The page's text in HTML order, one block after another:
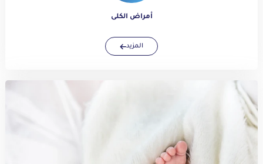
أمراض الكلى
المزيد